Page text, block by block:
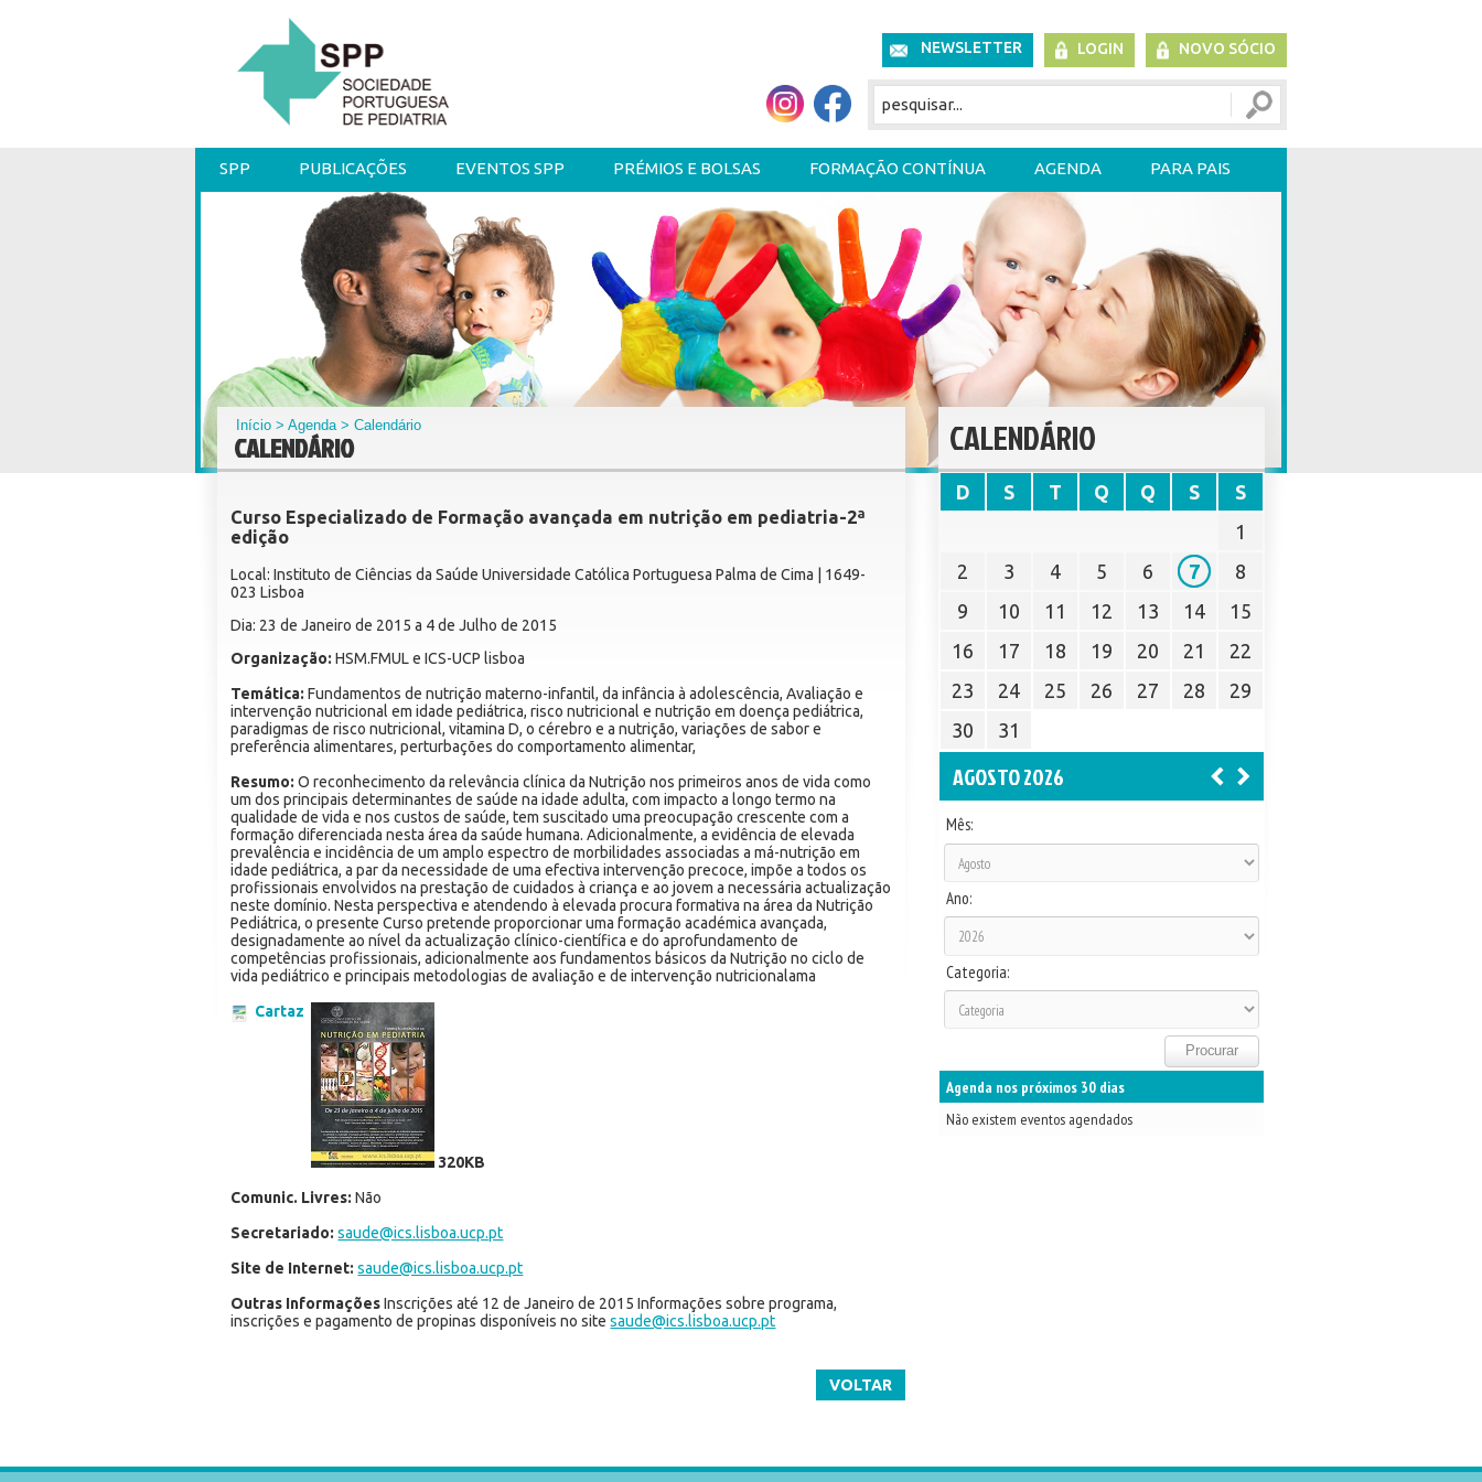
NEWSLETTER LOGIN NOVO SÓCIO
SPP PUBLICAÇÕES EVENTOS SPP PRÉMIOS E BOLSAS FORMAÇÃO CONTÍNUA AGENDA PARA PAIS
Início >Agenda> Calendário
CALENDÁRIO
Curso Especializado de Formação avançada em nutrição em pediatria-2ª
edição
Local: Instituto de Ciências da Saúde Universidade Católica Portuguesa Palma de Cima | 1649-
023 Lisboa
Dia: 23 de Janeiro de 2015 a 4 de Julho de 2015
Organização: HSM.FMUL e ICS-UCP lisboa
Temática: Fundamentos de nutrição materno-infantil, da infância à adolescência, Avaliação e
intervenção nutricional em idade pediátrica, risco nutricional e nutrição em doença pediátrica,
paradigmas de risco nutricional, vitamina D, o cérebro e a nutrição, variações de sabor e
preferência alimentares, perturbações do comportamento alimentar,
Resumo:O reconhecimento da relevância clínica da Nutrição nos primeiros anos de vida como
um dos principais determinantes de saúde na idade adulta, com impacto a longo termo na
qualidade de vida e nos custos de saúde, tem suscitado uma preocupação crescente com a
formação diferenciada nesta área da saúde humana. Adicionalmente, a evidência de elevada
prevalência e incidência de um amplo espectro de morbilidades associadas a má-nutrição em
idade pediátrica, a par da necessidade de uma efectiva intervenção precoce, impõe a todos os
profissionais envolvidos na prestação de cuidados à criança e ao jovem a necessária actualização
neste domínio. Nesta perspectiva e atendendo à elevada procura formativa na área da Nutrição
Pediátrica, o presente Curso pretende proporcionar uma formação académica avançada,
designadamente ao nível da actualização clínico-científica e do aprofundamento de
competências profissionais, adicionalmente aos fundamentos básicos da Nutrição no ciclo de
vida pediátrico e principais metodologias de avaliação e de intervenção nutricionalama
Cartaz
320KB
Comunic. Livres: Não
Secretariado: saude@ics.lisboa.ucp.pt
Site de Internet: saude@ics.lisboa.ucp.pt
Outras InformaçõesInscrições até 12 de Janeiro de 2015 Informações sobre programa,
inscrições e pagamento de propinas disponíveis no sitesaude@ics.lisboa.ucp.pt
VOLTAR
CALENDÁRIO
D S T Q Q S
S
1
2
3 4 5 6 7
8
9
10 11 12 13 14
15
16
17 18 19 20 21
22
23
24 25 26 27 28
29
30
31
AGOSTO 2026
Mês:
Ano:
Categoria:
Agenda nos próximos 30 dias
Não existem eventos agendados